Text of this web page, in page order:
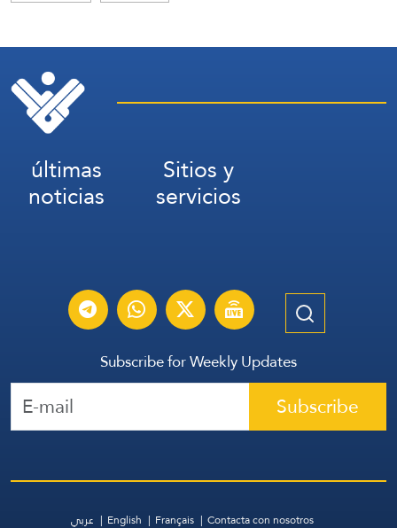
últimas
noticias
Sitios y
servicios
Subscribe for Weekly Updates
Subscribe
عربي English Français Contacta con nosotros